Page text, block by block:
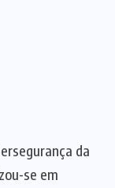
da
se em